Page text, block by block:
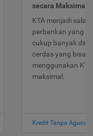
secara Maksimal
KTA menjadi
perbankan yang
cukup banyak
cerdas yang bisa
menggunakan
maksimal:
Kredit Tanpa Agunan